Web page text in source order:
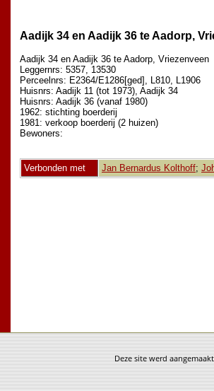
Aadijk 34 en Aadijk 36 te Aadorp,
Aadijk 34 en Aadijk 36 te Aadorp, Vriezenveen
Leggernrs: 5357, 13530
Perceelnrs: E2364/E1286[ged], L810, L1906
Huisnrs: Aadijk 11 (tot 1973), Aadijk 34
Huisnrs: Aadijk 36 (vanaf 1980)
1962: stichting boerderij
1981: verkoop boerderij (2 huizen)
Bewoners:
Verbonden met Jan Bernardus Kolthoff;
Deze site werd